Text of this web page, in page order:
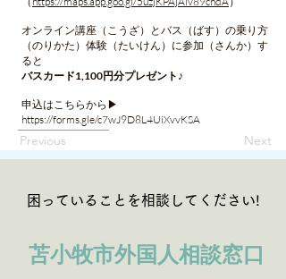
オンライン講座（こうざ）とバス（ばす）の乗り方
（のりかた）体験（たいけん）に参加（さんか）す
ると
バスカード1,100円分プレゼント♪
申込はこちらから▶
https://forms.gle/c7wJ9D8L4UiXvvKSA
Previous Next
困っていることを相談してください!
苫小牧市外国人相談窓口